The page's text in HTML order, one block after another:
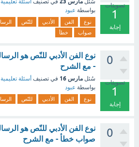
تصويتات
1
إجابة
سُئل في تصنيف أسئلة تعليمية
بواسطة عبود
نوع الفن الأدبي للنّص
صواب
خطأ
0
تصويتات
1
إجابة
نوع الفن الأدبي للنّص هو
- مع الشرح
سُئل مارس 16 في تصنيف أسئلة تعليمية
بواسطة عبود
نوع الفن الأدبي للنّص
0
نوع الفن الأدبي للنّص هو
صواب خطأ - مع الشرح